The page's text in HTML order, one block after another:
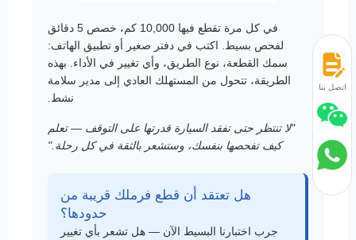
في كل مرة تقطع فيها 10,000 كم، خصص 5 دقائق
لفحص بسيط. اكتب في دفتر صغير أو تطبيق الهاتف:
سمك القطعة، نوع الطريق، وأي تغيير في الأداء. بهذه
الطريقة، تتحول من المستهلك العادي إلى مدير سلامة
نشط.
"لا تنتظر حتى تفقد السيارة قدرتها على التوقف — تعلم
كيف تفحصها بنفسك، وستشعر بالثقة في كل رحلة."
هل تعتقد أن قطع فرملك قريبة من
حدودها؟
جرب اختبارنا البسيط الآن — هل تشعر بأي تغيير
اتصل بنا